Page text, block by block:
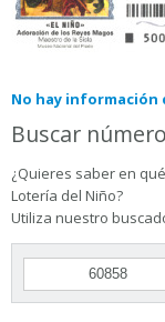
No hay información
Buscar
¿Quieres saber en
Lotería del Niño?
Utiliza nuestro